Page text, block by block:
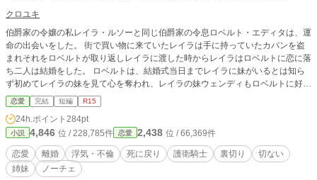
クロユキ
伯爵家の令嬢の私レイラ・ルソーと同じ伯爵家の令息ロベルト・エディタは、運
命の出会いをした。 街で買い物に来ていたレイラは手に持っていたカバンを盗
まれそれをロベルトが取り返しレイラに渡した時からレイラはロベルトに恋に落
ち二人は結婚をした。 ロベルトは、結婚式当日までレイラに妹がいるとは知ら
ず初めてレイラの妹を見て心を奪われ、レイラの妹ウェンディもロベルトに好意
を持ち二人はレイラに隠れて会うようになった…レイラは二人の仲を知らなかっ
た…… 誤字脱字があります。更新が不定期ですが、よろしくお願いします。
恋愛 完結 短編 R15
24h.ポイント 284pt
小説 4,846 位 / 228,785件 恋愛 2,438 位 / 66,369件
恋愛 離婚 浮気・不倫 死に戻り 護衛騎士 裏切り
切ない
姉妹
ノーチェ